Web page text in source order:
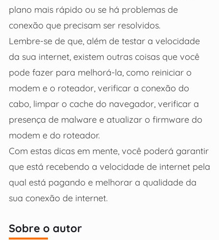
plano mais rápido ou se há problemas de
conexão que precisam ser resolvidos.
Lembre-se de que, além de testar a velocidade
da sua internet, existem outras coisas que você
pode fazer para melhorá-la, como reiniciar o
modem e o roteador, verificar a conexão do
cabo, limpar o cache do navegador, verificar a
presença de malware e atualizar o firmware do
modem e do roteador.
Com estas dicas em mente, você poderá garantir
que está recebendo a velocidade de internet pela
qual está pagando e melhorar a qualidade da
sua conexão de internet.
Sobre o autor